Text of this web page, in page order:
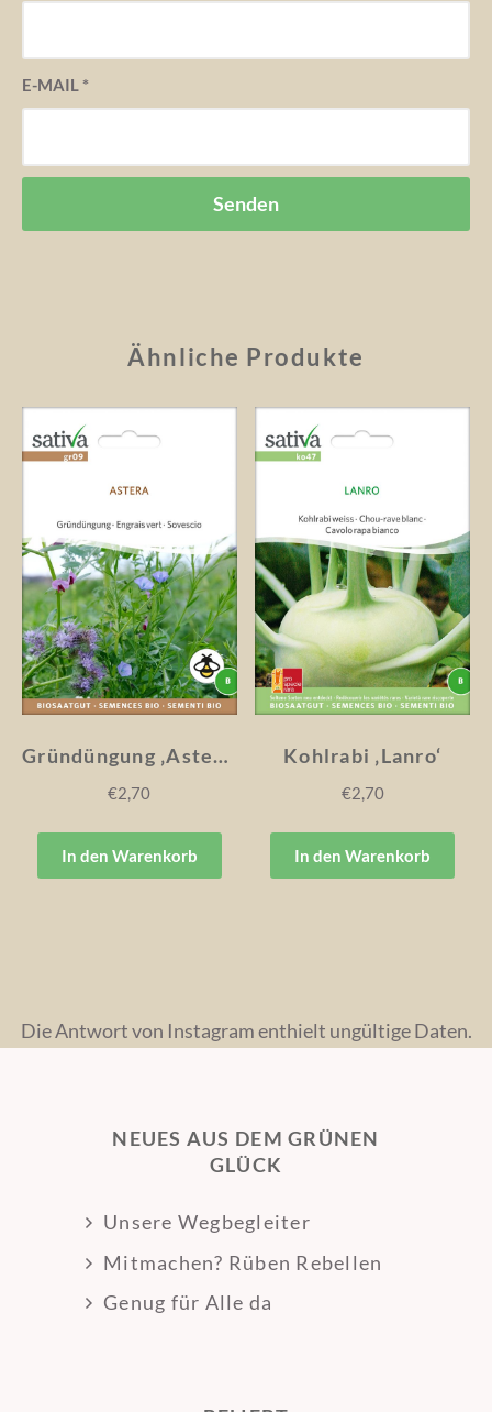
E-MAIL *
Ähnliche Produkte
Gründüngung ‚Astera‘
€2,70
In den Warenkorb
Kohlrabi ‚Lanro‘
€2,70
In den Warenkorb
Die Antwort von Instagram enthielt ungültige Daten.
NEUES AUS DEM GRÜNEN
GLÜCK
Unsere Wegbegleiter
Mitmachen? Rüben Rebellen
Genug für Alle da